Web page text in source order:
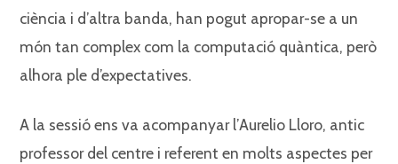
ciència i d’altra banda, han pogut apropar-se a un
món tan complex com la computació quàntica, però
alhora ple d’expectatives.
A la sessió ens va acompanyar l’Aurelio Lloro, antic
professor del centre i referent en molts aspectes per